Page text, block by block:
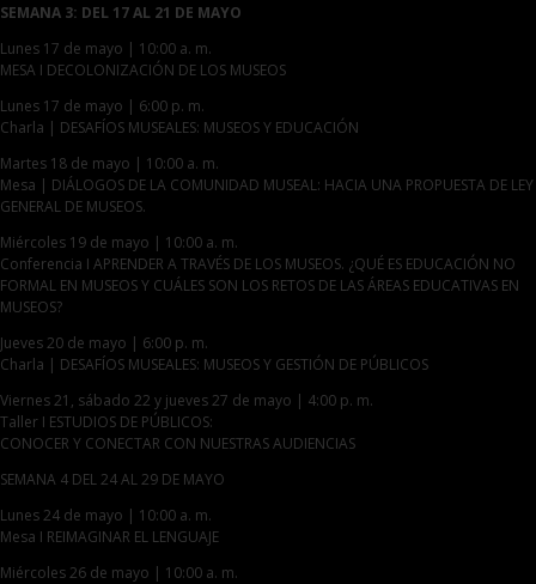
SEMANA 3: DEL 17 AL 21 DE MAYO
Lunes 17 de mayo | 10:00 a. m.
MESA I DECOLONIZACIÓN DE LOS MUSEOS
Lunes 17 de mayo | 6:00 p. m.
Charla | DESAFÍOS MUSEALES: MUSEOS Y EDUCACIÓN
Martes 18 de mayo | 10:00 a. m.
Mesa | DIÁLOGOS DE LA COMUNIDAD MUSEAL: HACIA UNA PROPUESTA DE LEY
GENERAL DE MUSEOS.
Miércoles 19 de mayo | 10:00 a. m.
Conferencia I APRENDER A TRAVÉS DE LOS MUSEOS. ¿QUÉ ES EDUCACIÓN NO
FORMAL EN MUSEOS Y CUÁLES SON LOS RETOS DE LAS ÁREAS EDUCATIVAS EN
MUSEOS?
Jueves 20 de mayo | 6:00 p. m.
Charla | DESAFÍOS MUSEALES: MUSEOS Y GESTIÓN DE PÚBLICOS
Viernes 21, sábado 22 y jueves 27 de mayo | 4:00 p. m.
Taller I ESTUDIOS DE PÚBLICOS:
CONOCER Y CONECTAR CON NUESTRAS AUDIENCIAS
SEMANA 4 DEL 24 AL 29 DE MAYO
Lunes 24 de mayo | 10:00 a. m.
Mesa I REIMAGINAR EL LENGUAJE
Miércoles 26 de mayo | 10:00 a. m.